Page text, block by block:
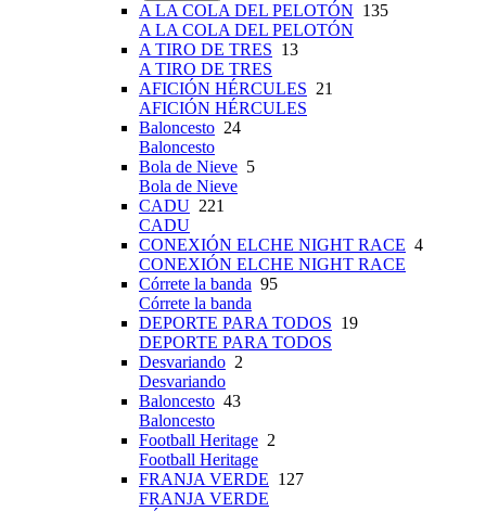
A LA COLA DEL PELOTÓN 135
A LA COLA DEL PELOTÓN
A TIRO DE TRES 13
A TIRO DE TRES
AFICIÓN HÉRCULES 21
AFICIÓN HÉRCULES
Baloncesto 24
Baloncesto
Bola de Nieve 5
Bola de Nieve
CADU 221
CADU
CONEXIÓN ELCHE NIGHT RACE 4
CONEXIÓN ELCHE NIGHT RACE
Córrete la banda 95
Córrete la banda
DEPORTE PARA TODOS 19
DEPORTE PARA TODOS
Desvariando 2
Desvariando
Baloncesto 43
Baloncesto
Football Heritage 2
Football Heritage
FRANJA VERDE 127
FRANJA VERDE